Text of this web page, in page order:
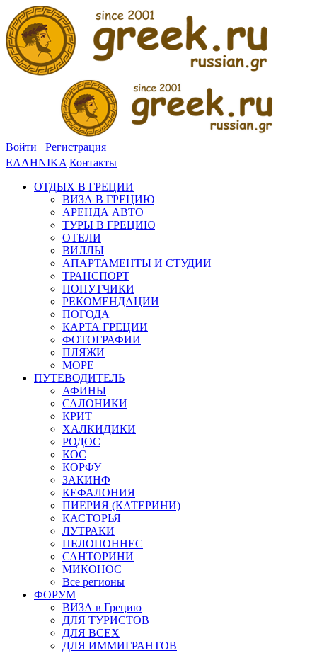
Войти
Регистрация
ΕΛΛΗΝΙΚΑ Контакты
ОТДЫХ В ГРЕЦИИ
ВИЗА В ГРЕЦИЮ
АРЕНДА АВТО
ТУРЫ В ГРЕЦИЮ
ОТЕЛИ
ВИЛЛЫ
АПАРТАМЕНТЫ И СТУДИИ
ТРАНСПОРТ
ПОПУТЧИКИ
РЕКОМЕНДАЦИИ
ПОГОДА
КАРТА ГРЕЦИИ
ФОТОГРАФИИ
ПЛЯЖИ
МОРЕ
ПУТЕВОДИТЕЛЬ
АФИНЫ
САЛОНИКИ
КРИТ
ХАЛКИДИКИ
РОДОС
КОС
КОРФУ
ЗАКИНФ
КЕФАЛОНИЯ
ПИЕРИЯ (КАТЕРИНИ)
КАСТОРЬЯ
ЛУТРАКИ
ПЕЛОПОННЕС
САНТОРИНИ
МИКОНОС
Все регионы
ФОРУМ
ВИЗА в Грецию
ДЛЯ ТУРИСТОВ
ДЛЯ ВСЕХ
ДЛЯ ИММИГРАНТОВ